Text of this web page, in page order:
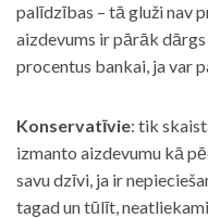
palīdzības – tā gluži nav
aizdevums ir pārāk
procentus bankai, ja var
Konservatīvie: tik
izmanto aizdevumu kā
savu dzīvi, ja ir
tagad un tūlīt,